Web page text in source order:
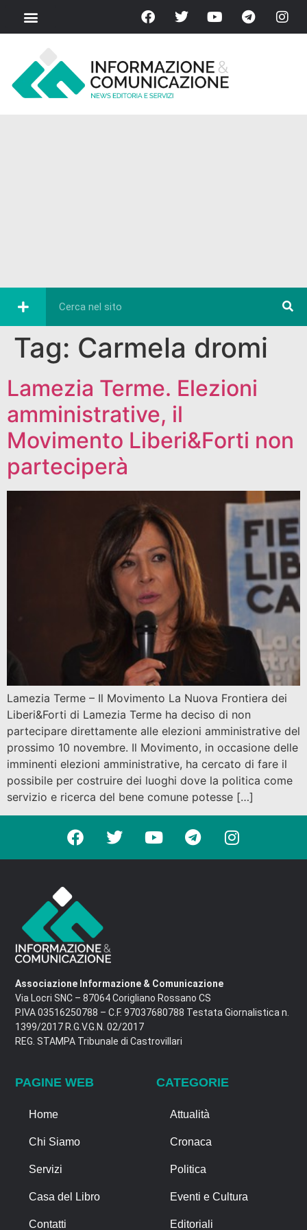
Tag: Carmela dromi
Lamezia Terme. Elezioni
amministrative, il
Movimento Liberi&Forti non
parteciperà
Lamezia Terme – Il Movimento La Nuova Frontiera dei
Liberi&Forti di Lamezia Terme ha deciso di non
partecipare direttamente alle elezioni amministrative del
prossimo 10 novembre. Il Movimento, in occasione delle
imminenti elezioni amministrative, ha cercato di fare il
possibile per costruire dei luoghi dove la politica come
servizio e ricerca del bene comune potesse […]
Associazione Informazione & Comunicazione
Via Locri SNC – 87064 Corigliano Rossano CS
P.IVA 03516250788 – C.F. 97037680788 Testata Giornalistica n.
1399/2017 R.G.V.G.N. 02/2017
REG. STAMPA Tribunale di Castrovillari
PAGINE WEB
Home
Chi Siamo
Servizi
Casa del Libro
Contatti
CATEGORIE
Attualità
Cronaca
Politica
Eventi e Cultura
Editoriali